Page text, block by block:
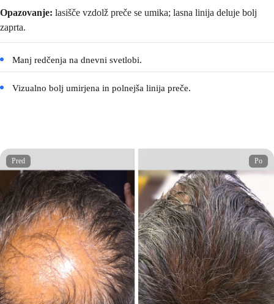
Opazovanje: lasišče vzdolž preče se umika; lasna linija deluje bolj
zaprta.
Manj redčenja na dnevni svetlobi.
Vizualno bolj umirjena in polnejša linija preče.
Pred Po